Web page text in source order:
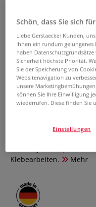
lineo
518, Borste
0
Das 3-teilige
Set für Kindergarten,
Klebearbeiten.
Mehr
Schön, dass Sie sich
Liebe Gerstaecker Kunden,
Ihnen ein rundum gelungenes
haben
Sicherheit höchste Priorität.
Sie der Speicherung von
Websitenavigation zu
unsere
können Sie Ihre Einwilligung
wiederrufen. Diese finden Sie
Einstellungen